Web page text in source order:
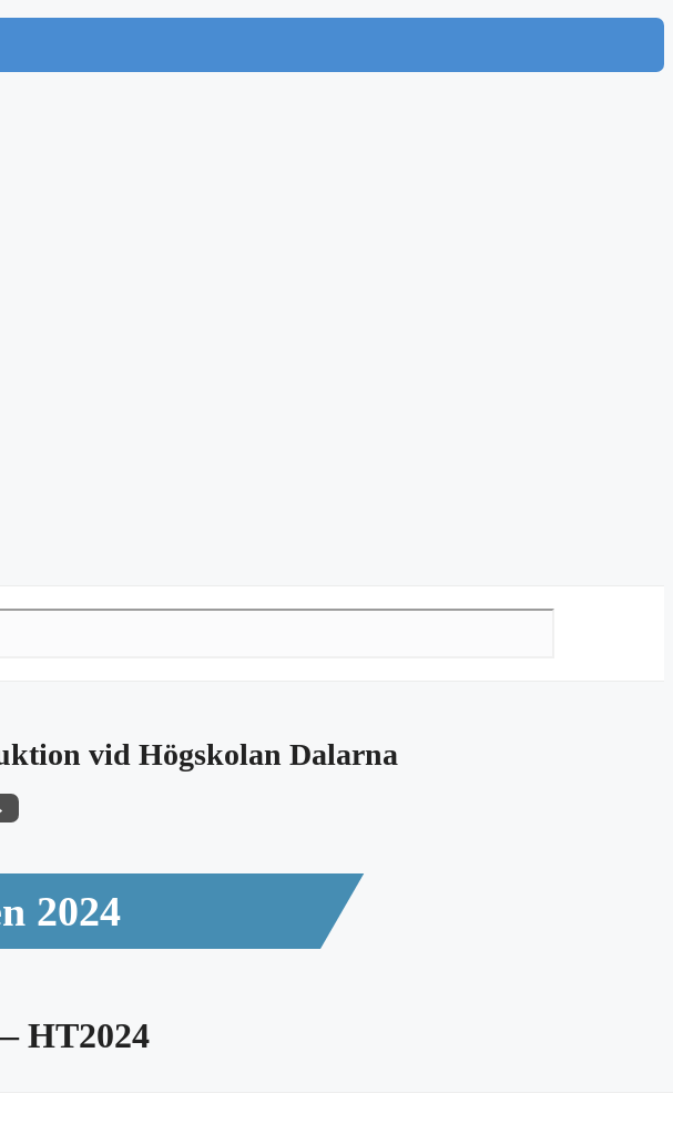
vid Högskolan Dalarna
2024
HT2024